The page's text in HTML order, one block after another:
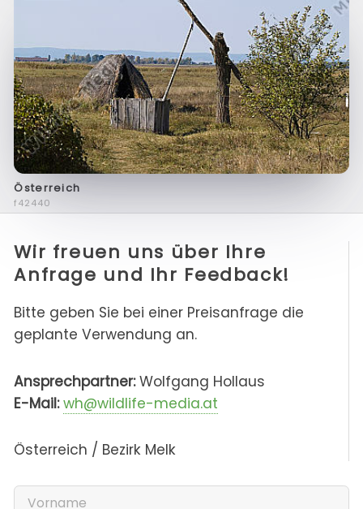
Österreich
f42440
Wir freuen uns über Ihre
Anfrage und Ihr Feedback!
Bitte geben Sie bei einer Preisanfrage die
geplante Verwendung an.
Ansprechpartner:Wolfgang Hollaus
E-Mail: wh@wildlife-media.at
Österreich / Bezirk Melk